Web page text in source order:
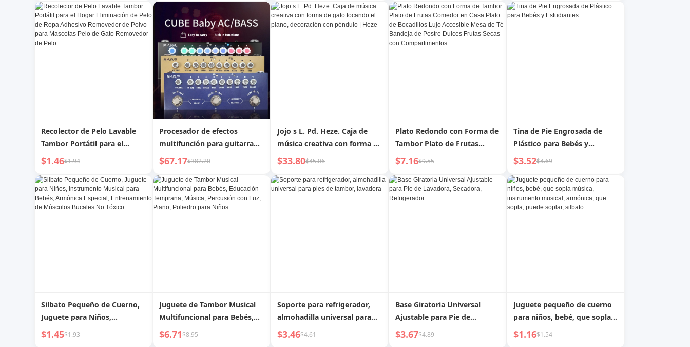
Soplar Silbato
ambiente, cañón de graves,
serie transparente
Piano Sound
novedad de 2023, pinza para
agarrar peinado de princesa,
Recolector de Pelo Lavable
Tambor Portátil para el
Hogar Eliminación de Pelo de
Ropa Adhesivo Removedor
de Polvo para Mascotas Pelo
de Gato Removedor de Pelo
$1.46$1.94
Procesador de efectos
multifunción para guitarra
acústica, eléctrica y bajo
$67.17$382.20
Jojo s L. Pd. Heze. Caja de
música creativa con forma de
gato tocando el piano,
decoración con péndulo |
Heze
$33.80$45.06
Plato Redondo con Forma de
Tambor Plato de Frutas
Comedor en Casa Plato de
Bocadillos Lujo Accesible
Mesa de Té Bandeja de
Postre Dulces Frutas Secas
$7.16$9.55
Tina de Pie Engrosada de
Plástico para Bebés y
Estudiantes
$3.52$4.69
Silbato Pequeño de Cuerno,
Juguete para Niños,
Instrumento Musical para
Bebés, Armónica Especial,
$1.45$1.93
Juguete de Tambor Musical
Multifuncional para Bebés,
Educación Temprana, Música,
Percusión con Luz, Piano,
$6.71$8.95
Soporte para refrigerador,
almohadilla universal para
pies de tambor, lavadora
$3.46$4.61
Base Giratoria Universal
Ajustable para Pie de
Lavadora, Secadora,
Refrigerador
$3.67$4.89
Juguete pequeño de cuerno
para niños, bebé, que sopla
música, instrumento
musical, armónica, que
$1.16$1.54